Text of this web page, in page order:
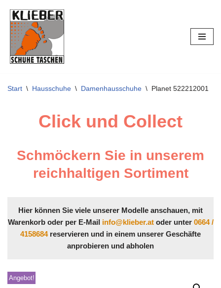
Zum
Inhalt
springen
Start \ Hausschuhe \ Damenhausschuhe \ Planet 522212001
Click und Collect
Schmöckern Sie in unserem
reichhaltigen Sortiment
Hier können Sie viele unserer Modelle anschauen, mit
Warenkorb oder per E-Mail info@klieber.atoder unter 0664 /
4158684reservieren und in einem unserer Geschäfte
anprobieren und abholen
Angebot!